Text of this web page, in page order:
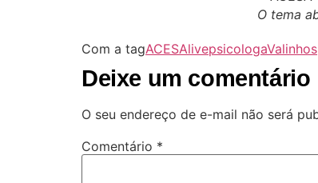
O tema
Com a tagACESAlivepsicologaValinhos
Deixe um comentário
O seu endereço de e-mail não será
Comentário *